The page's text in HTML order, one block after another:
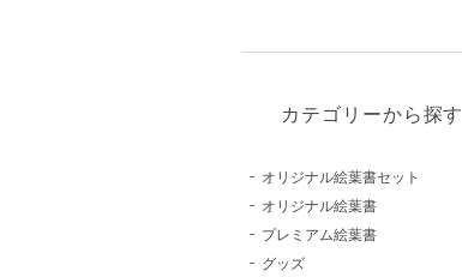
カテゴリーから探す
オリジナル絵葉書セット
オリジナル絵葉書
プレミアム絵葉書
グッズ